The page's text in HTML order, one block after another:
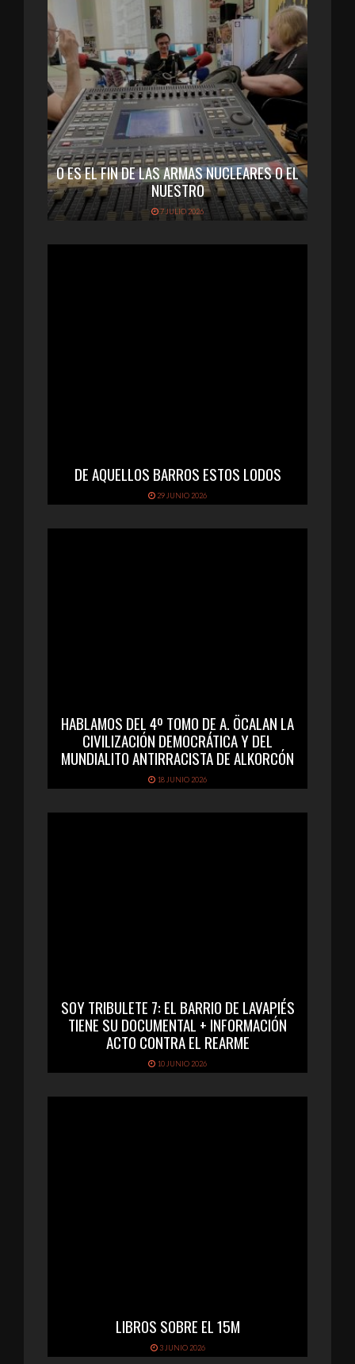
O ES EL FIN DE LAS ARMAS NUCLEARES O EL
NUESTRO
7 JULIO 2026
DE AQUELLOS BARROS ESTOS LODOS
29 JUNIO 2026
HABLAMOS DEL 4º TOMO DE A. ÖCALAN LA
CIVILIZACIÓN DEMOCRÁTICA Y DEL
MUNDIALITO ANTIRRACISTA DE ALKORCÓN
18 JUNIO 2026
SOY TRIBULETE 7: EL BARRIO DE LAVAPIÉS
TIENE SU DOCUMENTAL + INFORMACIÓN
ACTO CONTRA EL REARME
10 JUNIO 2026
LIBROS SOBRE EL 15M
3 JUNIO 2026